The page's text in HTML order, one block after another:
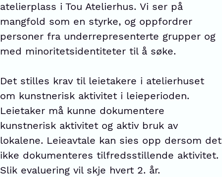
atelierplass i Tou Atelierhus. Vi ser på
mangfold som en styrke, og oppfordrer
personer fra underrepresenterte grupper og
med minoritetsidentiteter til å søke.
Det stilles krav til leietakere i atelierhuset
om kunstnerisk aktivitet i leieperioden.
Leietaker må kunne dokumentere
kunstnerisk aktivitet og aktiv bruk av
lokalene. Leieavtale kan sies opp dersom det
ikke dokumenteres tilfredsstillende aktivitet.
Slik evaluering vil skje hvert 2. år.